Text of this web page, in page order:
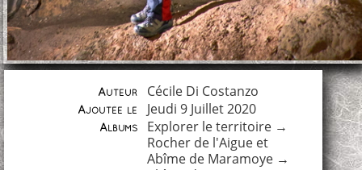
Auteur Cécile Di Costanzo
Ajoutée le Jeudi 9 Juillet 2020
Albums Explorer le territoire→
Rocher de l'Aigue et
Abîme de Maramoye→